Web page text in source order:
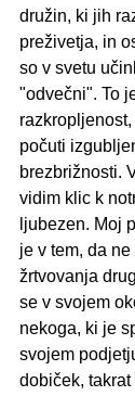
družin, ki jih
preživetja, in
so v svetu
"odvečni". To
počuti
brezbrižnosti.
vidim klic k
ljubezen. Moj
je v tem, da
žrtvovanja
se v svojem
nekoga, ki je
svojem
dobiček,